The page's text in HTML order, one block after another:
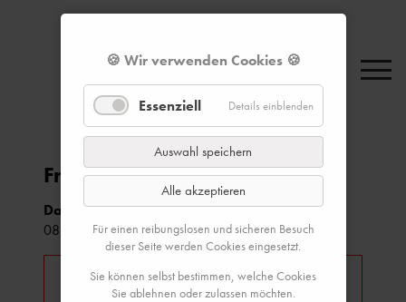
Frühstücken und Netzwerken
Datum & Zeit:
08.07.2026, 06:45–08:30 Uhr
🍪 Wir verwenden Cookies 🍪
Essenziell Details einblenden
Auswahl speichern
Alle akzeptieren
Für einen reibungslosen und sicheren Besuch
dieser Seite werden Cookies eingesetzt.
Sie können selbst bestimmen, welche Cookies
Sie ablehnen oder zulassen möchten.